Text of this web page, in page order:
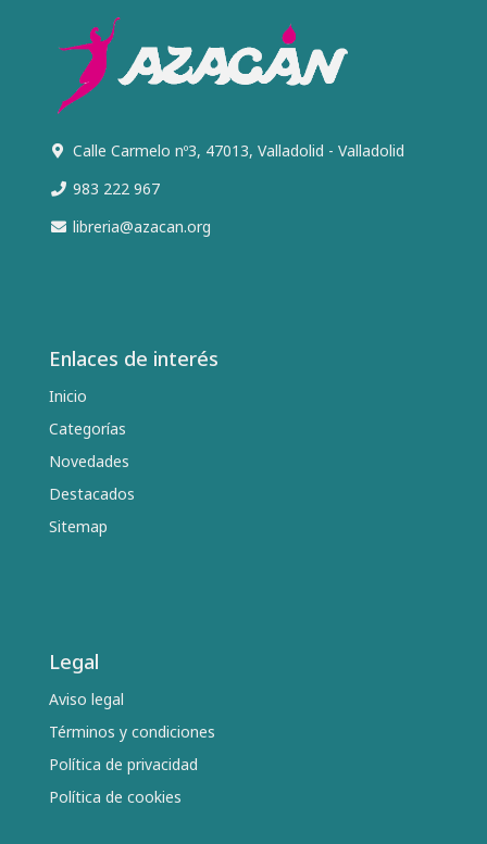
Calle Carmelo nº3, 47013, Valladolid - Valladolid
983 222 967
libreria@azacan.org
Enlaces de interés
Inicio
Categorías
Novedades
Destacados
Sitemap
Legal
Aviso legal
Términos y condiciones
Política de privacidad
Política de cookies